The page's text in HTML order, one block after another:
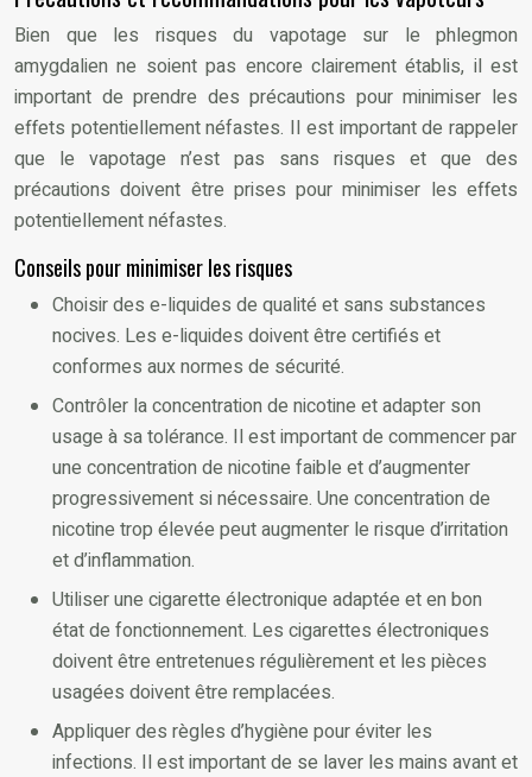
Bien que les risques du vapotage sur le phlegmon
amygdalien ne soient pas encore clairement établis, il est
important de prendre des précautions pour minimiser les
effets potentiellement néfastes. Il est important de rappeler
que le vapotage n’est pas sans risques et que des
précautions doivent être prises pour minimiser les effets
potentiellement néfastes.
Conseils pour minimiser les risques
Choisir des e-liquides de qualité et sans substances
nocives. Les e-liquides doivent être certifiés et
conformes aux normes de sécurité.
Contrôler la concentration de nicotine et adapter son
usage à sa tolérance. Il est important de commencer par
une concentration de nicotine faible et d’augmenter
progressivement si nécessaire. Une concentration de
nicotine trop élevée peut augmenter le risque d’irritation
et d’inflammation.
Utiliser une cigarette électronique adaptée et en bon
état de fonctionnement. Les cigarettes électroniques
doivent être entretenues régulièrement et les pièces
usagées doivent être remplacées.
Appliquer des règles d’hygiène pour éviter les
infections. Il est important de se laver les mains avant et